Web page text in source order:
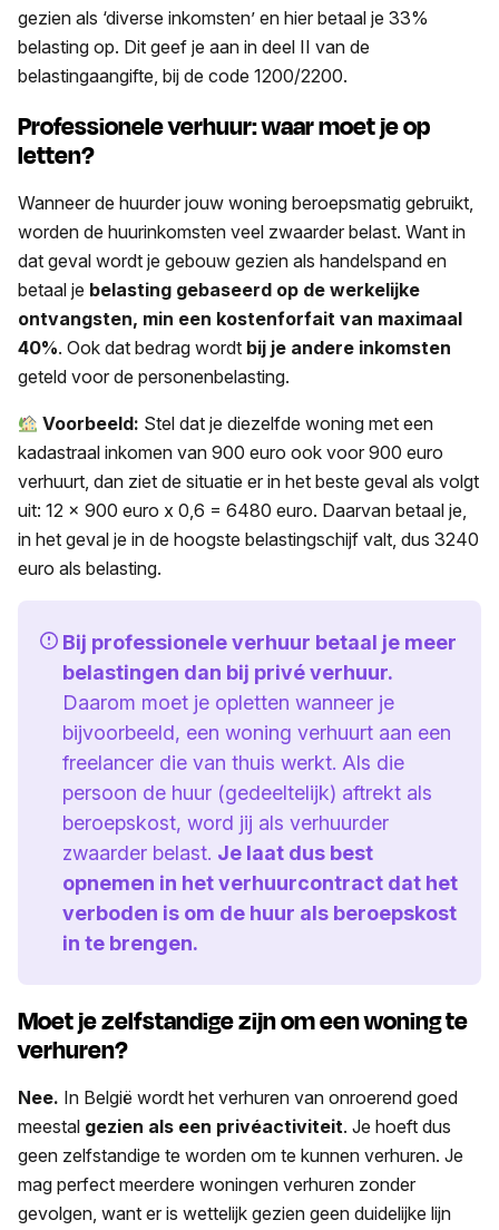
gezien als ‘diverse inkomsten’ en hier betaal je 33%
belasting op. Dit geef je aan in deel II van de
belastingaangifte, bij de code 1200/2200.
Professionele verhuur: waar moet je op
letten?
Wanneer de huurder jouw woning beroepsmatig gebruikt,
worden de huurinkomsten veel zwaarder belast. Want in
dat geval wordt je gebouw gezien als handelspand en
betaal je belasting gebaseerd op de werkelijke
ontvangsten, min een kostenforfait van maximaal
40%. Ook dat bedrag wordt bij je andere inkomsten
geteld voor de personenbelasting.
Voorbeeld: Stel dat je diezelfde woning met een
kadastraal inkomen van 900 euro ook voor 900 euro
verhuurt, dan ziet de situatie er in het beste geval als volgt
uit: 12 x 900 euro x 0,6 = 6480 euro. Daarvan betaal je,
in het geval je in de hoogste belastingschijf valt, dus 3240
euro als belasting.
Bij professionele verhuur betaal je meer
belastingen dan bij privé verhuur.
Daarom moet je opletten wanneer je
bijvoorbeeld, een woning verhuurt aan een
freelancer die van thuis werkt. Als die
persoon de huur (gedeeltelijk) aftrekt als
beroepskost, word jij als verhuurder
zwaarder belast. Je laat dus best
opnemen in het verhuurcontract dat het
verboden is om de huur als beroepskost
in te brengen.
Moet je zelfstandige zijn om een woning te
verhuren?
Nee. In België wordt het verhuren van onroerend goed
meestal gezien als een privéactiviteit. Je hoeft dus
geen zelfstandige te worden om te kunnen verhuren. Je
mag perfect meerdere woningen verhuren zonder
gevolgen, want er is wettelijk gezien geen duidelijke lijn